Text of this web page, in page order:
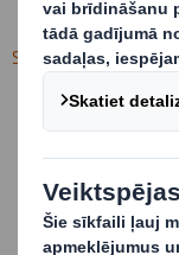
Sīkfailu preferences